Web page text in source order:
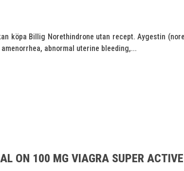
köpa Billig Norethindrone utan recept. Aygestin
abnormal uterine bleeding,...
ON 100 MG VIAGRA SUPER